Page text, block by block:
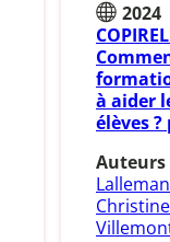
2024
à aider
élèves ?
Auteurs
Christine